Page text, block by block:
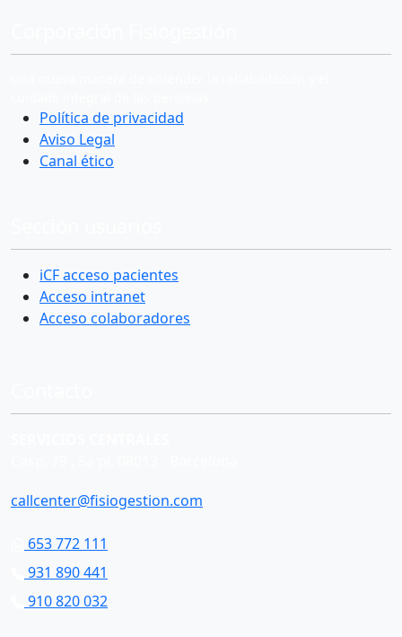
Política de privacidad
Aviso Legal
Canal ético
iCF acceso pacientes
Acceso intranet
Acceso colaboradores
callcenter@fisiogestion.com
653 772 111
931 890 441
910 820 032